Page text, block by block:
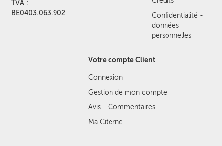
TVA :
BE0403.063.902
Confidentialité -
données
personnelles
Votre compte Client
Connexion
Gestion de mon compte
Avis - Commentaires
Ma Citerne